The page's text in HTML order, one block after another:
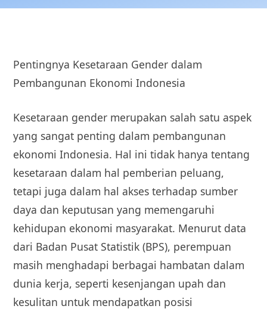
Pentingnya Kesetaraan Gender dalam
Pembangunan Ekonomi Indonesia
Kesetaraan gender merupakan salah satu aspek
yang sangat penting dalam pembangunan
ekonomi Indonesia. Hal ini tidak hanya tentang
kesetaraan dalam hal pemberian peluang,
tetapi juga dalam hal akses terhadap sumber
daya dan keputusan yang memengaruhi
kehidupan ekonomi masyarakat. Menurut data
dari Badan Pusat Statistik (BPS), perempuan
masih menghadapi berbagai hambatan dalam
dunia kerja, seperti kesenjangan upah dan
kesulitan untuk mendapatkan posisi